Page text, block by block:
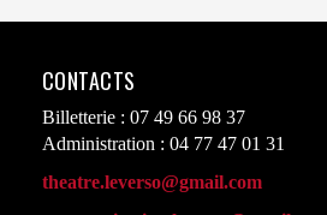
CONTACTS
Billetterie : 07 49 66 98 37
Administration : 04 77 47 01 31
theatre.leverso@gmail.com